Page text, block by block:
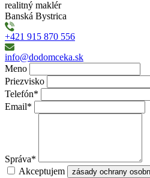
ktorý vytvorí najvhodnejšie
Fotografie a text sú autorským
Vieme v čom je vaša nehnuteľnosť
Na všetky ďalšie otázky vám radi
tešíme sa na spoluprácu.
Vidieť viac +
realitný maklér
Banská Bystrica
+421 915 870 556
info@dodomceka.sk
Meno
Priezvisko
Telefón*
Email*
Správa*
Akceptujem
zásady ochrany